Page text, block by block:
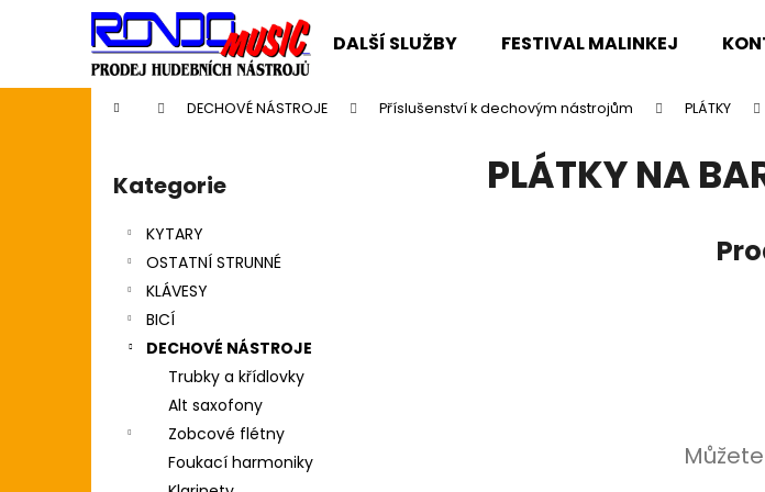
DALŠÍ SLUŽBY FESTIVAL MALINKEJ
Domů DECHOVÉ NÁSTROJE Příslušenství k dechovým nástrojům PLÁTKY
Přeskočit
kategorie
Kategorie
KYTARY
OSTATNÍ STRUNNÉ
KLÁVESY
BICÍ
DECHOVÉ NÁSTROJE
Trubky a křídlovky
Alt saxofony
Zobcové flétny
Foukací harmoniky
PLÁTKY NA
í
Zpět
do
Zpět
do
Co potřebujete
CASIO CDP S110BK BEZ STOJANU